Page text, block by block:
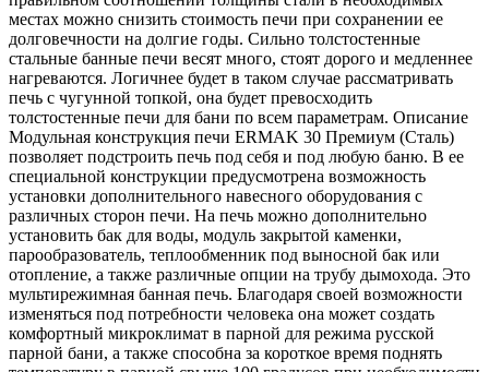
местах можно снизить стоимость печи при сохранении ее
долговечности на долгие годы. Сильно толстостенные
стальные банные печи весят много, стоят дорого и медленнее
нагреваются. Логичнее будет в таком случае рассматривать
печь с чугунной топкой, она будет превосходить
толстостенные печи для бани по всем параметрам. Описание
Модульная конструкция печи ERMAK 30 Премиум (Сталь)
позволяет подстроить печь под себя и под любую баню. В ее
специальной конструкции предусмотрена возможность
установки дополнительного навесного оборудования с
различных сторон печи. На печь можно дополнительно
установить бак для воды, модуль закрытой каменки,
парообразователь, теплообменник под выносной бак или
отопление, а также различные опции на трубу дымохода. Это
мультирежимная банная печь. Благодаря своей возможности
изменяться под потребности человека она может создать
комфортный микроклимат в парной для режима русской
парной бани, а также способна за короткое время поднять